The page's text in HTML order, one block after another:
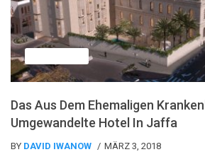
Das Aus Dem Ehemaligen
Umgewandelte Hotel In Jaffa
BY DAVID IWANOW MÄRZ 3, 2018